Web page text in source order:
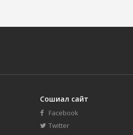
Сошиал сайт
Facebook
Twitter